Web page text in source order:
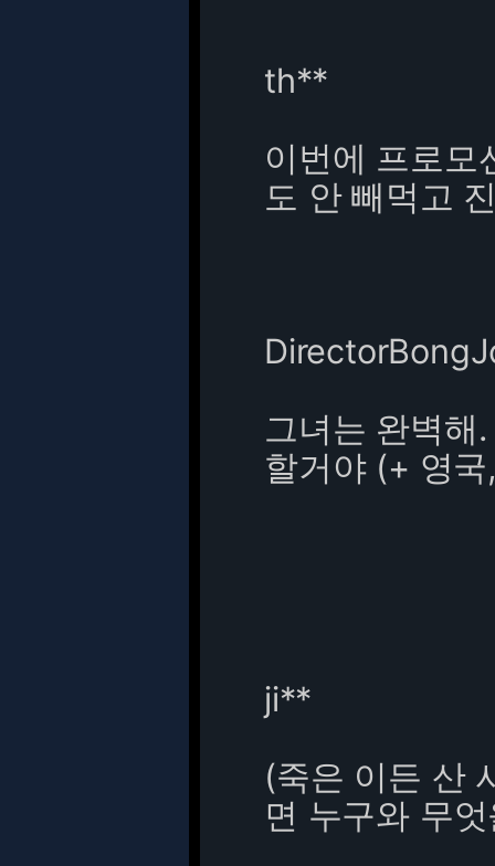
th**
이번에 프로모
도 안 빼먹고
그녀는 완벽해
할거야 (+ 영
ji**
(죽은 이든 산
면 누구와 무